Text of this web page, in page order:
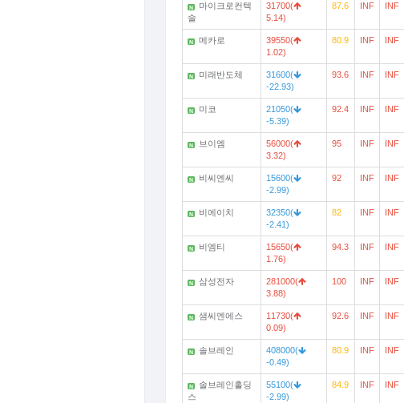
N
마이크로컨텍
솔
31700(
5.14)
87.6 INF INF
N 메카로
39550(
1.02)
80.9 INF INF
N 미래반도체
31600(
-22.93)
93.6 INF INF
N 미코
21050(
-5.39)
92.4 INF INF
N 브이엠
56000(
3.32)
95 INF INF
N 비씨엔씨
15600(
-2.99)
92 INF INF
N 비에이치
32350(
-2.41)
82 INF INF
N 비엠티
15650(
1.76)
94.3 INF INF
N 삼성전자
281000(
3.88)
100 INF INF
N 샘씨엔에스
11730(
0.09)
92.6 INF INF
N 솔브레인
408000(
-0.49)
80.9 INF INF
N
솔브레인홀딩
스
55100(
-2.99)
84.9 INF INF